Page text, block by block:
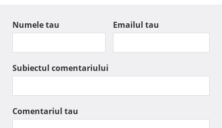
Numele tau Emailul tau
Subiectul comentariului
Comentariul tau